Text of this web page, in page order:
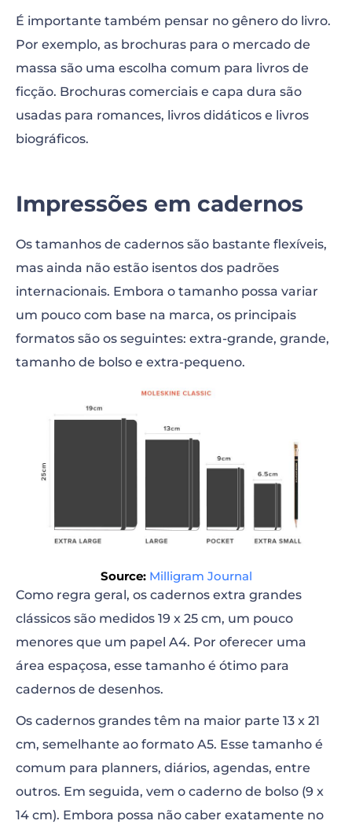
É importante também pensar no gênero do livro.
Por exemplo, as brochuras para o mercado de
massa são uma escolha comum para livros de
ficção. Brochuras comerciais e capa dura são
usadas para romances, livros didáticos e livros
biográficos.
Impressões em cadernos
Os tamanhos de cadernos são bastante flexíveis,
mas ainda não estão isentos dos padrões
internacionais. Embora o tamanho possa variar
um pouco com base na marca, os principais
formatos são os seguintes: extra-grande, grande,
tamanho de bolso e extra-pequeno.
Source: Milligram Journal
Como regra geral, os cadernos extra grandes
clássicos são medidos 19 x 25 cm, um pouco
menores que um papel A4. Por oferecer uma
área espaçosa, esse tamanho é ótimo para
cadernos de desenhos.
Os cadernos grandes têm na maior parte 13 x 21
cm, semelhante ao formato A5. Esse tamanho é
comum para planners, diários, agendas, entre
outros. Em seguida, vem o caderno de bolso (9 x
14 cm). Embora possa não caber exatamente no